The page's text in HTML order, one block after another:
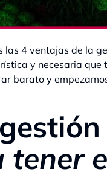
las 4 ventajas de la
y necesaria
barato y
tener